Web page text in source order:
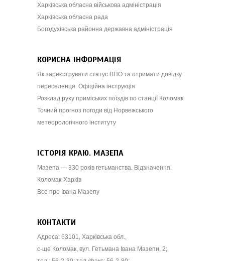
Харківська обласна військова адміністрація
Харківська обласна рада
Богодухівська районна державна адміністрація
КОРИСНА ІНФОРМАЦІЯ
Як зареєструвати статус ВПО та отримати довідку
переселенця. Офіційна інструкція
Розклад руху приміських поїздів по станції Коломак
Точний прогноз погоди від Норвежського
метеорологічного інституту
ІСТОРІЯ КРАЮ. МАЗЕПА
Мазепа — 330 років гетьманства. Відзначення.
Коломак-Харків
Все про Івана Мазепу
КОНТАКТИ
Адреса: 63101, Харківська обл.,
с-ще Коломак, вул. Гетьмана Івана Мазепи, 2;